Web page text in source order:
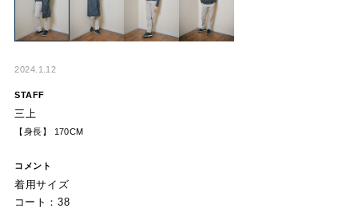
2024.1.12
STAFF
三上
【身長】 170CM
コメント
着用サイズ
コート：38